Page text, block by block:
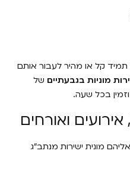
קל או מהיר לעבור אותם
מוניות בגבעתייםשל
ואורחים
מונית ישירות מנתב"ג